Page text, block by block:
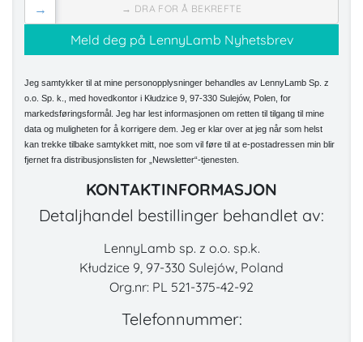
→ DRA FOR Å BEKREFTE
→
Jeg samtykker til at mine personopplysninger behandles av LennyLamb Sp. z
o.o. Sp. k., med hovedkontor i Kłudzice 9, 97-330 Sulejów, Polen, for
markedsføringsformål. Jeg har lest informasjonen om retten til tilgang til mine
data og muligheten for å korrigere dem. Jeg er klar over at jeg når som helst
kan trekke tilbake samtykket mitt, noe som vil føre til at e-postadressen min blir
fjernet fra distribusjonslisten for „Newsletter“-tjenesten.
KONTAKTINFORMASJON
Detaljhandel bestillinger behandlet av:
LennyLamb sp. z o.o. sp.k.
Kłudzice 9, 97-330 Sulejów, Poland
Org.nr: PL 521-375-42-92
Telefonnummer: